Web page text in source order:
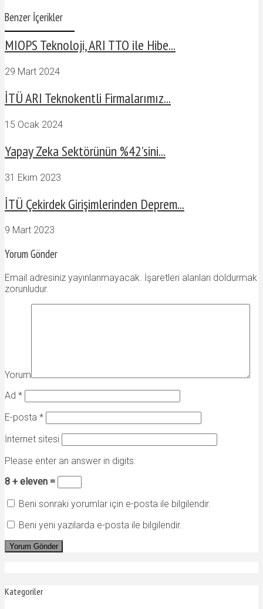
Benzer İçerikler
MIOPS Teknoloji, ARI TTO ile Hibe...
29 Mart 2024
İTÜ ARI Teknokentli Firmalarımız...
15 Ocak 2024
Yapay Zeka Sektörünün %42’sini...
31 Ekim 2023
İTÜ Çekirdek Girişimlerinden Deprem...
9 Mart 2023
Yorum Gönder
Email adresiniz yayınlanmayacak. İşaretleri alanları doldurmak
zorunludur.
Yorum
Ad *
E-posta *
İnternet sitesi
Please enter an answer in digits:
8 + eleven =
Beni sonraki yorumlar için e-posta ile bilgilendir.
Beni yeni yazılarda e-posta ile bilgilendir.
Kategoriler